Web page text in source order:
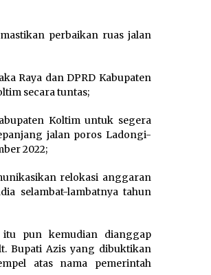
perbaikan ruas jalan
Raya dan DPRD Kabupaten
secara tuntas;
Koltim untuk segera
jalan poros Ladongi-
2022;
relokasi anggaran
selambat-lambatnya tahun
itu pun kemudian dianggap
Bupati Azis yang dibuktikan
atas nama pemerintah